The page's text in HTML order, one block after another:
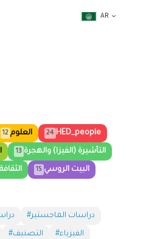
AR
العلوم 12 HED_people
24
التأشيرة (الفيزا) والهجرة 13
الثقافة البيت الروسي 15
#دراسات الماجستير
#التصنيف #الفيزياء